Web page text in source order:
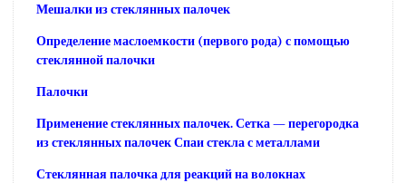
Мешалки из стеклянных палочек
Определение маслоемкости (первого рода) с помощью
стеклянной палочки
Палочки
Применение стеклянных палочек. Сетка — перегородка
из стеклянных палочек Спаи стекла с металлами
Стеклянная палочка для реакций на волокнах